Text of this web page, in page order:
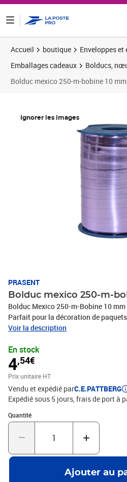
Accueil boutique
Enveloppes
Emballages cadeaux
Bolducs,
Bolduc mexico 250-m-bobine 10
Ignorer les images
PRASENT
Bolduc mexico 250-m-
Bolduc Mexico 250-m-Bobine 10 mm
Parfait pour la décoration de
et tous vos projets DIY. Nos produits
occasions : que ce soit pour un
communion, Noël, le Nouvel An ou
fabuleux accessoire rend rapidement
beaux et attrayants.
Voir la description
En stock
4,54€
Prix unitaire HT
Vendu et expédié parC.E.PATTBERG
Expédié sous 5 jours, frais de port à
Quantité
Quantité : 1
Ajouter au